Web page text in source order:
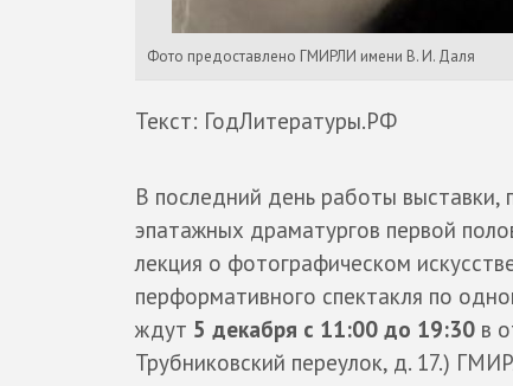
Фото предоставлено ГМИРЛИ имени В. И. Даля
Текст: ГодЛитературы.РФ
В последний день работы
эпатажных драматургов первой
лекция о фотографическом
перформативного спектакля по
ждут 5 декабря с 11:00 до 19:30 в
Трубниковский переулок, д. 17.)